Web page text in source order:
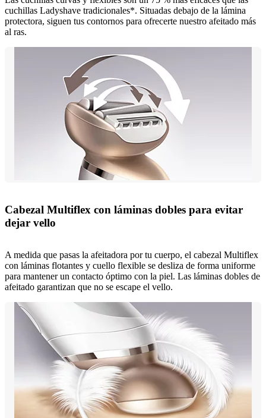
cuchillas Ladyshave tradicionales*. Situadas debajo de la lámina
protectora, siguen tus contornos para ofrecerte nuestro afeitado más
al ras.
Cabezal Multiflex con láminas dobles para evitar
dejar vello
A medida que pasas la afeitadora por tu cuerpo, el cabezal Multiflex
con láminas flotantes y cuello flexible se desliza de forma uniforme
para mantener un contacto óptimo con la piel. Las láminas dobles de
afeitado garantizan que no se escape el vello.